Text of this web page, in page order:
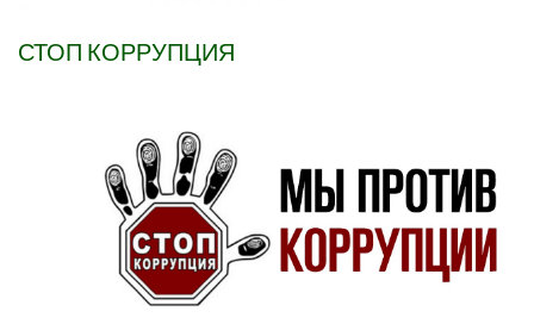
СТОП КОРРУПЦИЯ